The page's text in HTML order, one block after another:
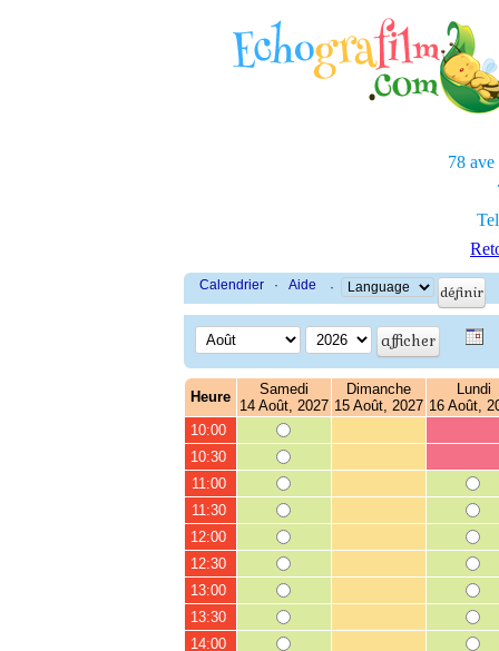
78 ave
Calendrier · Aide ·
Heure
Samedi
14 Août, 2027
Dimanche
15 Août, 2027
Lundi
16 Août,
10:00
10:30
11:00
11:30
12:00
12:30
13:00
13:30
14:00